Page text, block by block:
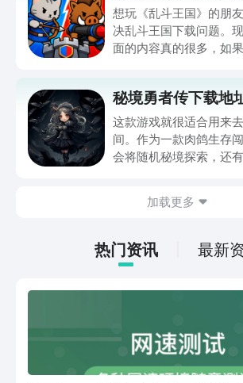
想玩《乱斗王国》的朋
决乱斗王国下载问题。
面的内容真的很多，如
app进行下载会更加方便
利最多的游戏平台，在
游戏资源，还能及时查
动内容等相关信息。
秘境勇者传下载地
这款游戏就很适合用来
间。作为一款肉鸽生存
会将随机秘境探索，还
接就可以下载。游戏的
打发无聊的时间，可玩性
加载更多
热门资讯 最新